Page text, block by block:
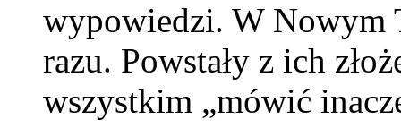
wypowiedzi. W Nowym
razu. Powstały z ich
wszystkim „mówić